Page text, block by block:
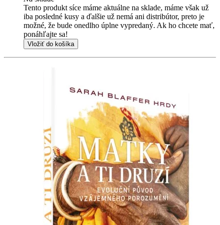
Tento produkt síce máme aktuálne na sklade, máme však už
iba posledné kusy a ďalšie už nemá ani distribútor, preto je
možné, že bude onedlho úplne vypredaný. Ak ho chcete mať,
ponáhľajte sa!
Vložiť do košíka